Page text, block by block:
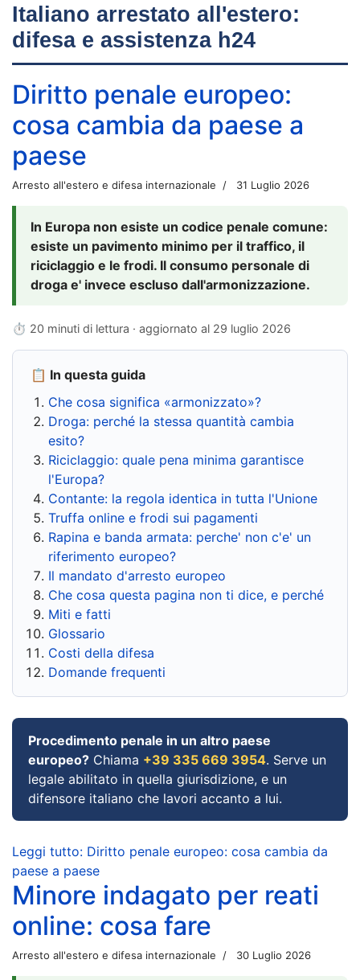
Italiano arrestato all'estero:
difesa e assistenza h24
Diritto penale europeo:
cosa cambia da paese a
paese
Arresto all'estero e difesa internazionale 31 Luglio 2026
In Europa non esiste un codice penale comune:
esiste un pavimento minimo per il traffico, il
riciclaggio e le frodi. Il consumo personale di
droga e' invece escluso dall'armonizzazione.
⏱ 20 minuti di lettura · aggiornato al 29 luglio 2026
📋 In questa guida
Che cosa significa «armonizzato»?
Droga: perché la stessa quantità cambia
esito?
Riciclaggio: quale pena minima garantisce
l'Europa?
Contante: la regola identica in tutta l'Unione
Truffa online e frodi sui pagamenti
Rapina e banda armata: perche' non c'e' un
riferimento europeo?
Il mandato d'arresto europeo
Che cosa questa pagina non ti dice, e perché
Miti e fatti
Glossario
Costi della difesa
Domande frequenti
Procedimento penale in un altro paese
europeo? Chiama +39 335 669 3954. Serve un
legale abilitato in quella giurisdizione, e un
difensore italiano che lavori accanto a lui.
Leggi tutto: Diritto penale europeo: cosa cambia da
paese a paese
Minore indagato per reati
online: cosa fare
Arresto all'estero e difesa internazionale 30 Luglio 2026